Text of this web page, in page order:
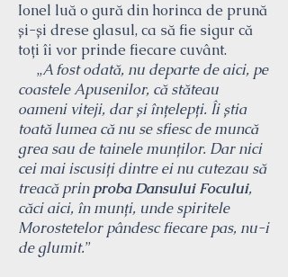
Ionel luă o gură din horinca de prună
și-și drese glasul, ca să fie sigur că
toți îi vor prinde fiecare cuvânt.
„A fost odată, nu departe de aici, pe
coastele Apusenilor, că stăteau
oameni viteji, dar și înțelepți. Îi știa
toată lumea că nu se sfiesc de muncă
grea sau de tainele munților. Dar nici
cei mai iscusiți dintre ei nu cutezau să
treacă prinproba Dansului Focului,
căci aici, în munți, unde spiritele
Morostetelor pândesc fiecare pas, nu-i
de glumit.”